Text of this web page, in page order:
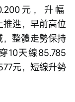
進，早前高位
，整體走勢保持
10天線85.785
元，短線升勢